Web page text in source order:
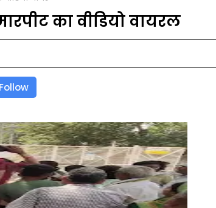
का वीडियो वायरल
Follow